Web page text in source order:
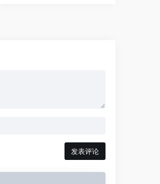
发表评论